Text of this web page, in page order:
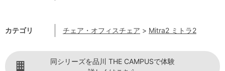
カテゴリ チェア・オフィスチェア > Mitra2 ミトラ2
同シリーズを品川 THE CAMPUSで体験